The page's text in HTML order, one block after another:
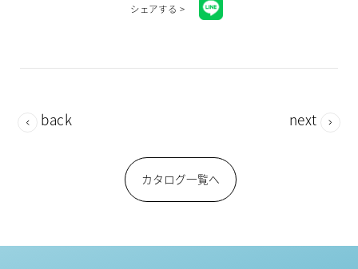
シェアする >
back
カタログ一覧へ
next